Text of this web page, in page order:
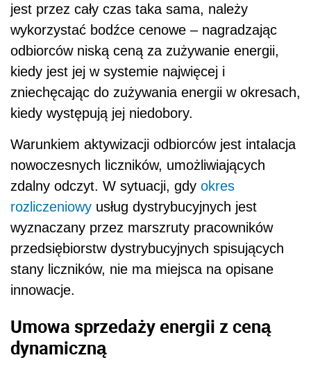
jest przez cały czas taka sama, należy
wykorzystać bodźce cenowe – nagradzając
odbiorców niską ceną za zużywanie energii,
kiedy jest jej w systemie najwięcej i
zniechęcając do zużywania energii w okresach,
kiedy występują jej niedobory.
Warunkiem aktywizacji odbiorców jest intalacja
nowoczesnych liczników, umożliwiających
zdalny odczyt. W sytuacji, gdy okres
rozliczeniowy usług dystrybucyjnych jest
wyznaczany przez marszruty pracowników
przedsiębiorstw dystrybucyjnych spisujących
stany liczników, nie ma miejsca na opisane
innowacje.
Umowa sprzedaży energii z ceną
dynamiczną